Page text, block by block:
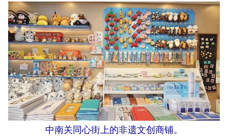
中南关同心街上的非遗文创商铺。